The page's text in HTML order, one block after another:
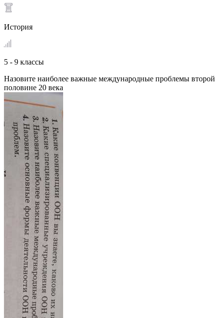
История
5 - 9 классы
Назовите наиболее важные международные проблемы второй
половине 20 века ​